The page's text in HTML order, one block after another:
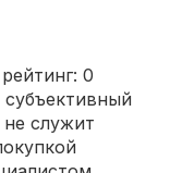
0
не служит